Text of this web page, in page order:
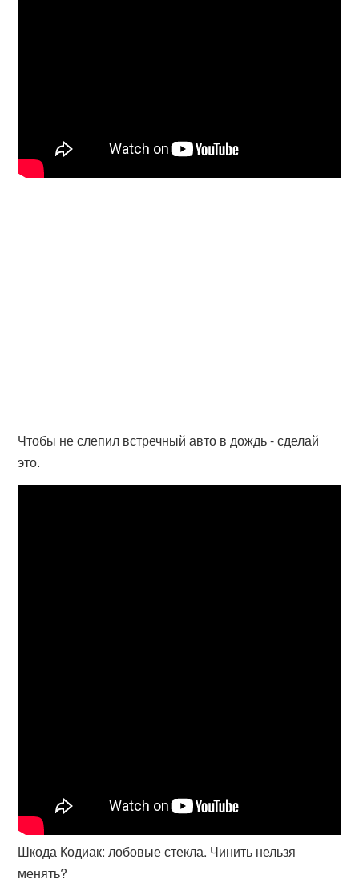
Чтобы не слепил встречный авто в дождь - сделай
это.
Шкода Кодиак: лобовые стекла. Чинить нельзя
менять?